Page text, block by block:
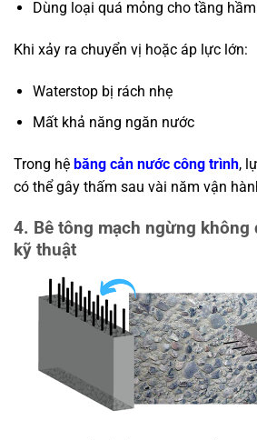
Dùng loại quá mỏng cho tầng
Khi xảy ra chuyển vị hoặc áp lực lớn:
Waterstop bị rách nhẹ
Mất khả năng ngăn nước
Trong hệ băng cản nước công trình,
có thể gây thấm sau vài năm vận
4. Bê tông mạch ngừng
kỹ thuật